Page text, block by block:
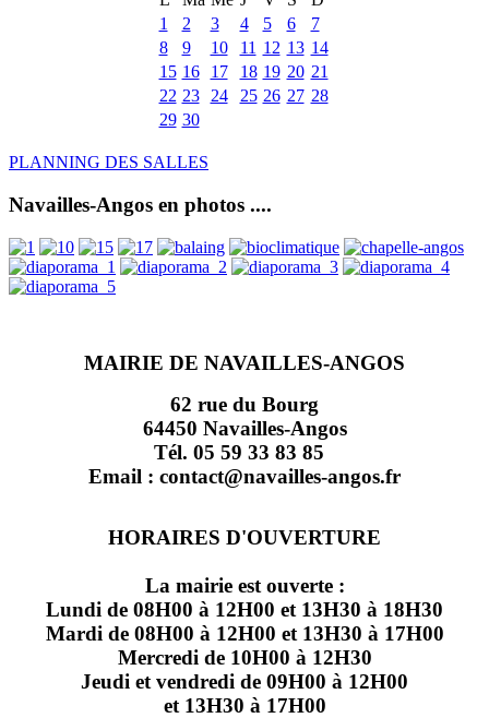
1
2 3 4 5 6
7
8
9 10 11 12 13 14
15 16 17 18 19 20 21
22 23 24 25 26 27 28
29 30
PLANNING DES SALLES
Navailles-Angos en photos ....
MAIRIE DE NAVAILLES-ANGOS
62 rue du Bourg
64450 Navailles-Angos
Tél. 05 59 33 83 85
Email : contact@navailles-angos.fr
HORAIRES D'OUVERTURE
La mairie est ouverte :
Lundi de 08H00 à 12H00 et 13H30 à 18H30
Mardi de 08H00 à 12H00 et 13H30 à 17H00
Mercredi de 10H00 à 12H30
Jeudi et vendredi de 09H00 à 12H00
et 13H30 à 17H00